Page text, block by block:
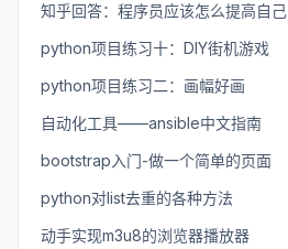
知乎回答：程序员应该怎么提高自己
python项目练习十：DIY街机游戏
python项目练习二：画幅好画
自动化工具——ansible中文指南
bootstrap入门-做一个简单的页面
python对list去重的各种方法
动手实现m3u8的浏览器播放器